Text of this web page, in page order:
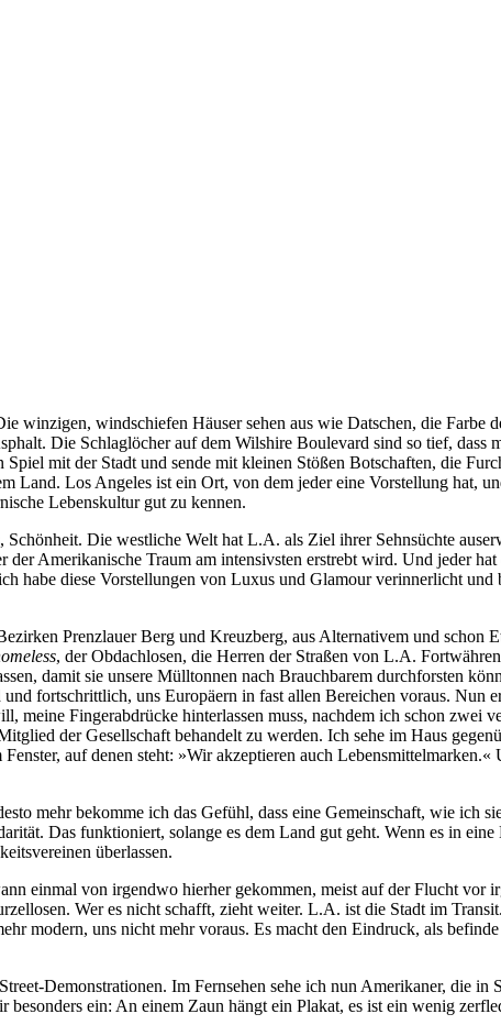
winzigen, windschiefen Häuser sehen aus wie Datschen, die
Die Schlaglöcher auf dem Wilshire Boulevard sind so tief,
Spiel mit der Stadt und sende mit kleinen Stößen Botschaften, die
Land. Los Angeles ist ein Ort, von dem jeder eine Vorstellung hat,
Lebenskultur gut zu kennen.
Die westliche Welt hat L.A. als Ziel ihrer Sehnsüchte
Amerikanische Traum am intensivsten erstrebt wird. Und jeder
habe diese Vorstellungen von Luxus und Glamour verinnerlicht
Prenzlauer Berg und Kreuzberg, aus Alternativem und schon
, der Obdachlosen, die Herren der Straßen von L.A.
damit sie unsere Mülltonnen nach Brauchbarem durchforsten
fortschrittlich, uns Europäern in fast allen Bereichen voraus. Nun
meine Fingerabdrücke hinterlassen muss, nachdem ich schon zwei
der Gesellschaft behandelt zu werden. Ich sehe im Haus
auf denen steht: »Wir akzeptieren auch
mehr bekomme ich das Gefühl, dass eine Gemeinschaft, wie ich
Das funktioniert, solange es dem Land gut geht. Wenn es in
überlassen.
einmal von irgendwo hierher gekommen, meist auf der Flucht
Wer es nicht schafft, zieht weiter. L.A. ist die Stadt im
modern, uns nicht mehr voraus. Es macht den Eindruck, als
Demonstrationen. Im Fernsehen sehe ich nun Amerikaner, die
ein: An einem Zaun hängt ein Plakat, es ist ein wenig